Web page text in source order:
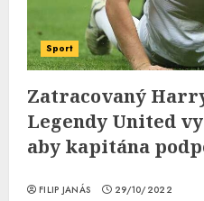
Sport
Zatracovaný
Legendy United
aby kapitána
FILIP JANÁS 29/10/2022